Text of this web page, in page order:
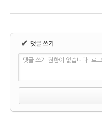
✔ 댓글 쓰기
댓글 쓰기 권한이 없습니다. 로